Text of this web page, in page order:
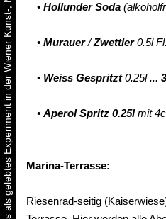
• Hollunder Soda
• Murauer/Zwettler0.5l
• Weiss Gespritzt0.25l ...
• Aperol Spritz 0.25lmit
Marina-Terrasse:
Riesenrad-seitig